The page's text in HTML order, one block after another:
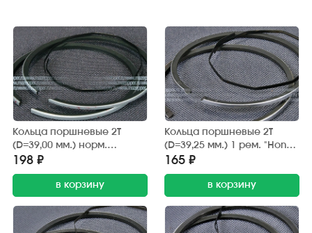
Кольца поршневые 2Т
(D=39,00 мм.) норм.
"Honda" (дв. AF-18E/24E)
198 ₽
в корзину
Кольца поршневые 2Т
(D=39,25 мм.) 1 рем. "Honda
Lead" (дв. AF-20E) RIK
165 ₽
в корзину